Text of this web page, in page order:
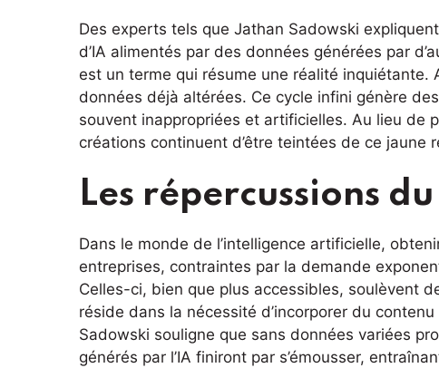
Des experts tels que Jathan Sadowski
d’IA alimentés par des données générées par
est un terme qui résume une réalité
données déjà altérées. Ce cycle infini génère
souvent inappropriées et artificielles. Au lieu de
créations continuent d’être teintées de ce jaune
Les répercussions
Dans le monde de l’intelligence artificielle,
entreprises, contraintes par la demande
Celles-ci, bien que plus accessibles, soulèvent
réside dans la nécessité d’incorporer du
Sadowski souligne que sans données variées
générés par l’IA finiront par s’émousser,